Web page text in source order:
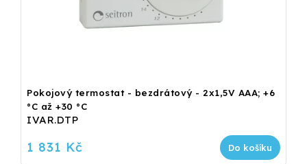
Pokojový termostat - bezdrátový - 2x1,5V AAA; +6
°C až +30 °C
IVAR.DTP
1 831 Kč Do košíku